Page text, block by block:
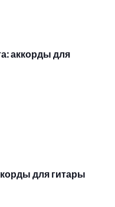
аккорды для
на гитаре —
аккорды для
для гитары